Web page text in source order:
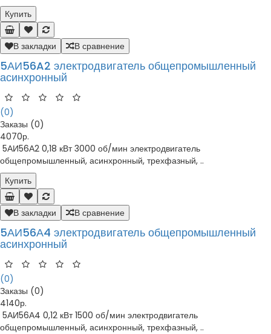
Купить
В закладки В сравнение
5АИ56A2 электродвигатель общепромышленный
асинхронный
(0)
Заказы (0)
4070р.
5АИ56А2 0,18 кВт 3000 об/мин электродвигатель
общепромышленный, асинхронный, трехфазный, ..
Купить
В закладки В сравнение
5АИ56А4 электродвигатель общепромышленный
асинхронный
(0)
Заказы (0)
4140р.
5АИ56А4 0,12 кВт 1500 об/мин электродвигатель
общепромышленный, асинхронный, трехфазный, ..